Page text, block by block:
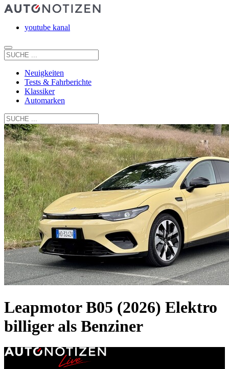
youtube kanal
Neuigkeiten
Tests & Fahrberichte
Klassiker
Automarken
Leapmotor B05 (2026) Elektro
billiger als Benziner